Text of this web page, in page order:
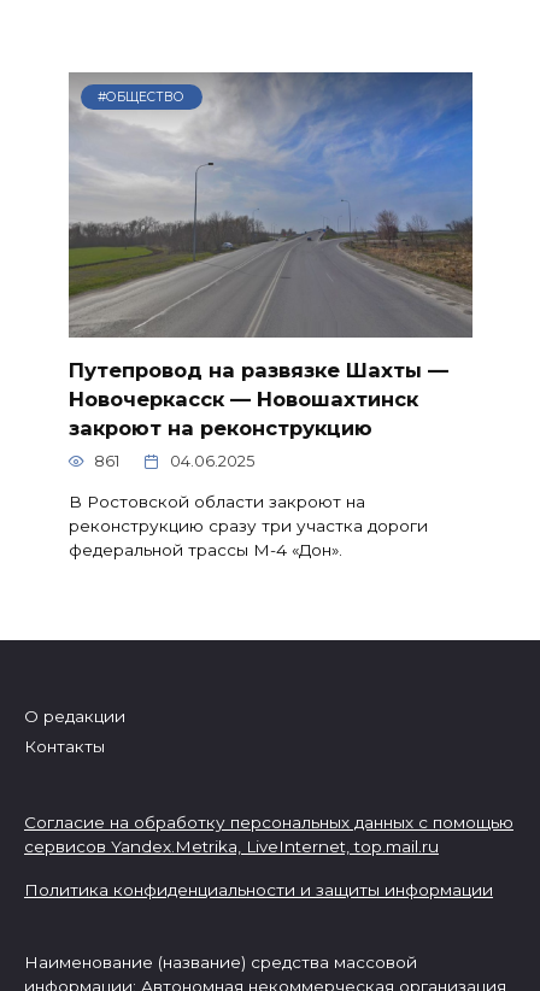
#ОБЩЕСТВО
Путепровод на развязке Шахты —
Новочеркасск — Новошахтинск
закроют на реконструкцию
861 04.06.2025
В Ростовской области закроют на
реконструкцию сразу три участка дороги
федеральной трассы М-4 «Дон».
О редакции
Контакты
Согласие на обработку персональных данных с помощью
сервисов Yandex.Metrika, LiveInternet,top.mail.ru
Политика конфиденциальности и защиты информации
Наименование (название) средства массовой
информации: Автономная некоммерческая организация